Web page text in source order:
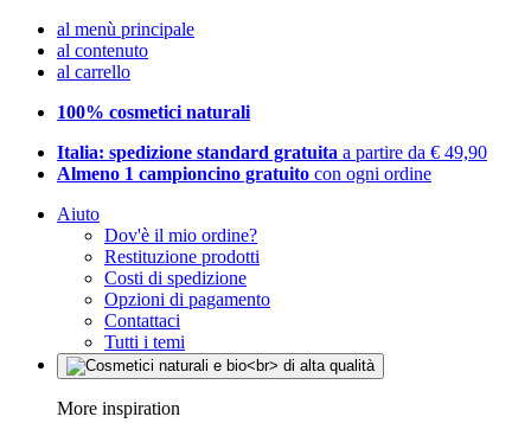
al menù principale
al contenuto
al carrello
100% cosmetici naturali
Italia: spedizione standard gratuita a partire da € 49,90
Almeno 1 campioncino gratuito con ogni ordine
Aiuto
Dov'è il mio ordine?
Restituzione prodotti
Costi di spedizione
Opzioni di pagamento
Contattaci
Tutti i temi
More inspiration